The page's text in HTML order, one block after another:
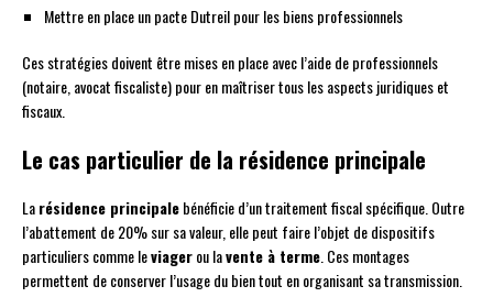
Mettre en place un pacte Dutreil pour les biens professionnels
Ces stratégies doivent être mises en place avec l’aide de professionnels
(notaire, avocat fiscaliste) pour en maîtriser tous les aspects juridiques et
fiscaux.
Le cas particulier de la résidence principale
Larésidence principalebénéficie d’un traitement fiscal spécifique. Outre
l’abattement de 20% sur sa valeur, elle peut faire l’objet de dispositifs
particuliers comme leviagerou lavente à terme. Ces montages
permettent de conserver l’usage du bien tout en organisant sa transmission.